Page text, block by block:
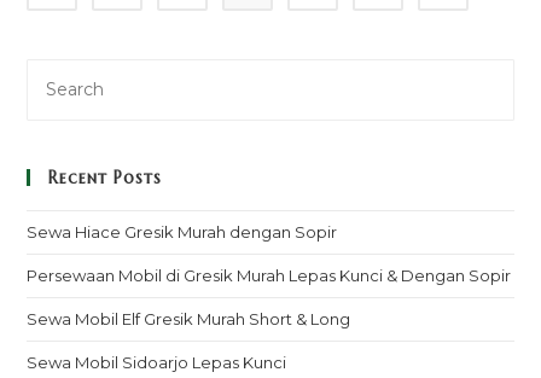
Recent Posts
Sewa Hiace Gresik Murah dengan Sopir
Persewaan Mobil di Gresik Murah Lepas Kunci & Dengan Sopir
Sewa Mobil Elf Gresik Murah Short & Long
Sewa Mobil Sidoarjo Lepas Kunci